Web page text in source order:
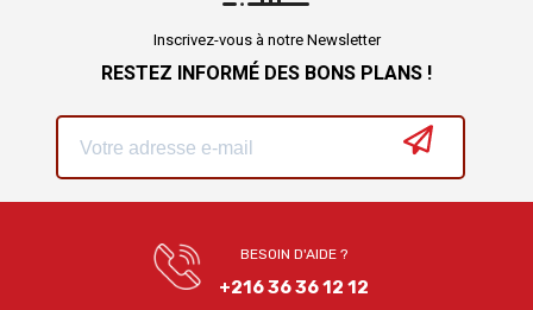
Inscrivez-vous à notre Newsletter
RESTEZ INFORMÉ DES BONS PLANS !
BESOIN D'AIDE ?
+216 36 36 12 12